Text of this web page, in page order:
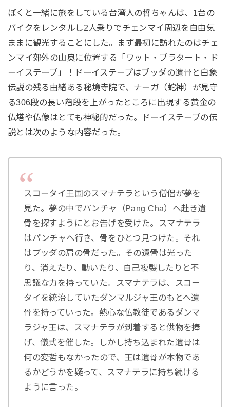
ぼくと一緒に旅をしている台湾人の哲ちゃんは、1台の
バイクをレンタルし2人乗りでチェンマイ周辺を自由気
ままに観光することにした。まず最初に訪れたのはチェ
ンマイ郊外の山奥に位置する「ワット・プラタート・ド
ーイステープ」！ドーイステープはブッダの遺骨と白象
伝説の残る由緒ある秘境寺院で、ナーガ（蛇神）が見守
る306段の長い階段を上がったところに出現する黄金の
仏塔や仏像はとても神秘的だった。ドーイステープの伝
説とは次のような内容だった。
スコータイ王国のスマナテラという僧侶が夢を
見た。夢の中でパンチャ（Pang Cha）へ赴き遺
骨を探すようにとお告げを受けた。スマナテラ
はパンチャへ行き、骨をひとつ見つけた。それ
はブッダの肩の骨だった。その遺骨は光った
り、消えたり、動いたり、自己複製したりと不
思議な力を持っていた。スマナテラは、スコー
タイを統治していたダンマルジャ王のもとへ遺
骨を持っていった。熱心な仏教徒であるダンマ
ラジャ王は、スマナテラが到着すると供物を捧
げ、儀式を催した。しかし持ち込まれた遺骨は
何の変哲もなかったので、王は遺骨が本物であ
るかどうかを疑って、スマナテラに持ち続ける
ように言った。